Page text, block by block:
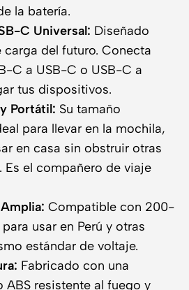
la batería.
C Universal: Diseñado
carga del futuro. Conecta
C a USB-C o USB-C a
tus dispositivos.
Portátil: Su tamaño
para llevar en la mochila,
en casa sin obstruir otras
Es el compañero de viaje
Compatible con 200-
usar en Perú y otras
estándar de voltaje.
Fabricado con una
resistente al fuego y